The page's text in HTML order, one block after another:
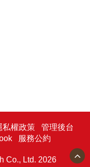
私權政策
管理後台
服務公約
Co., Ltd. 2026